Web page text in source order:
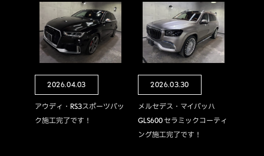
2026.04.03
アウディ・RS3スポーツバッ
ク施工完了です！
2026.03.30
メルセデス・マイバッハ
GLS600 セラミックコーティ
ング施工完了です！